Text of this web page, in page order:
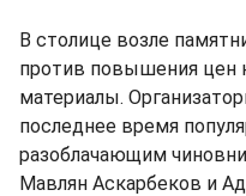
В столице возле
против повышения цен
материалы.
последнее время
разоблачающим
Мавлян Аскарбеков и